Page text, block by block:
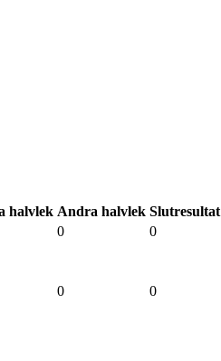
halvlek Andra halvlek Slutresultat
0 0
0 0